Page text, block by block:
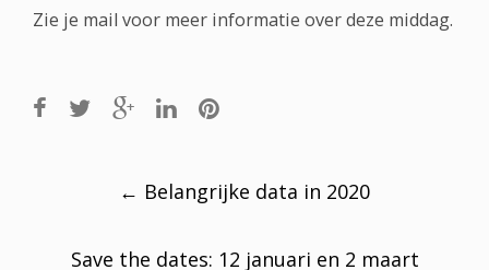
Zie je mail voor meer informatie over deze middag.
navigation
← Belangrijke data in 2020
Save the dates: 12 januari en 2 maart